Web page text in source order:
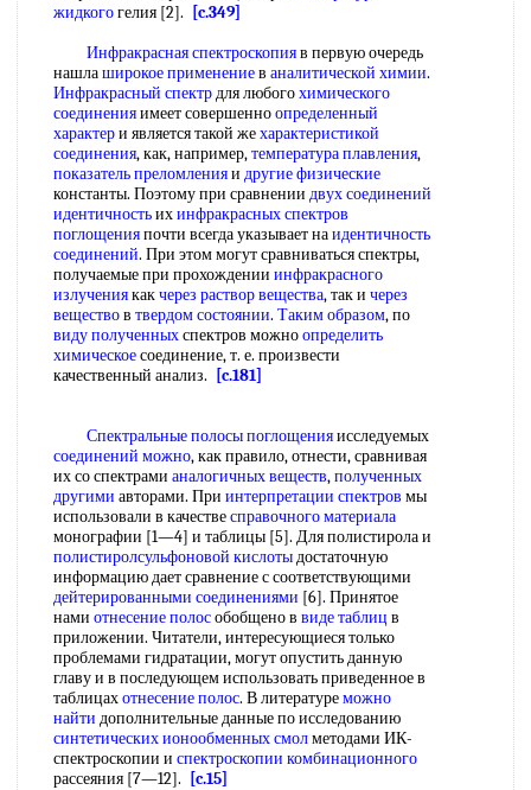
жидкогогелия [2].
[c.349]
Инфракрасная спектроскопияв первую очередь
нашлаширокое применениев аналитической химии.
Инфракрасный спектрдля любогохимического
соединенияимеет совершенноопределенный
характери является такой жехарактеристикой
соединения, как, например,температура плавления,
показатель преломленияи другие физические
константы. Поэтому при сравнении двухсоединений
идентичностьихинфракрасных спектров
поглощенияпочти всегда указывает наидентичность
соединений. При этом могут сравниваться спектры,
получаемые при прохождении инфракрасного
излучениякакчерез раствор вещества, так и через
веществов твердом состоянии. Таким образом, по
виду полученныхспектров можноопределить
химическоесоединение, т. е. произвести
качественный анализ.
[c.181]
Спектральные полосы поглощенияисследуемых
соединений можно, как правило, отнести, сравнивая
их со спектрами аналогичных веществ,полученных
другими авторами. При интерпретации спектров мы
использовали в качествесправочного материала
монографии [1—4] и таблицы [5]. Для полистирола и
полистиролсульфоновой кислотыдостаточную
информацию дает сравнение с соответствующими
дейтерированными соединениями [6]. Принятое
нами отнесение полособобщено в виде таблиц в
приложении. Читатели, интересующиеся только
проблемами гидратации, могут опустить данную
главу и в последующем использовать приведенное в
таблицахотнесение полос. В литературеможно
найти дополнительные данные по исследованию
синтетических ионообменных смолметодами ИК-
спектроскопии и спектроскопии комбинационного
рассеяния [7—12].
[c.15]